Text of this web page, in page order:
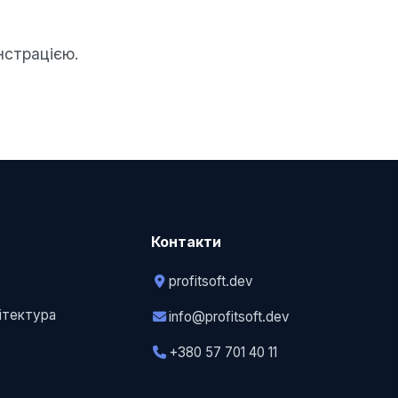
Контакти
profitsoft.dev
info@profitsoft.dev
+380 57 701 40 11